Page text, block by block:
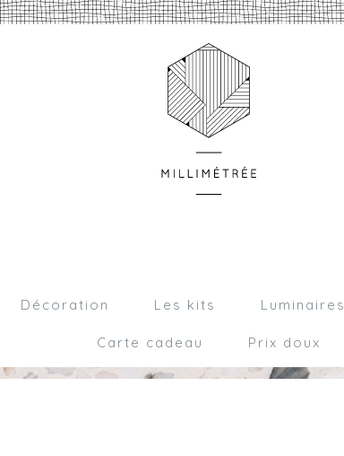
Décoration Les kits Luminaires
Carte cadeau Prix doux